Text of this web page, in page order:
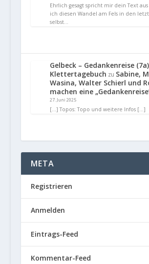
Ehrlich gesagt spricht mir dein Text
ich diesen Wandel am Fels in den
selbst…
Gelbeck – Gedankenreise
Klettertagebuch zu Sabine,
Wasina, Walter Schierl und
machen eine
27. Juni 2025
[…] Topos: Topo und weitere Infos […]
META
Registrieren
Anmelden
Eintrags-Feed
Kommentar-Feed